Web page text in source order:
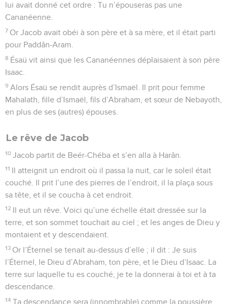
lui avait donné cet ordre : Tu n’épouseras pas une
Cananéenne.
7 Or Jacob avait obéi à son père et à sa mère, et il était parti
pour Paddân-Aram.
8 Ésaü vit ainsi que les Cananéennes déplaisaient à son père
Isaac.
9 Alors Ésaü se rendit auprès d’Ismaël. Il prit pour femme
Mahalath, fille d’Ismaël, fils d’Abraham, et sœur de Nebayoth,
en plus de ses (autres) épouses.
Le rêve de Jacob
10 Jacob partit de Beér-Chéba et s’en alla à Harân.
11 Il atteignit un endroit où il passa la nuit, car le soleil était
couché. Il prit l’une des pierres de l’endroit, il la plaça sous
sa tête, et il se coucha à cet endroit.
12 Il eut un rêve. Voici qu’une échelle était dressée sur la
terre, et son sommet touchait au ciel ; et les anges de Dieu y
montaient et y descendaient.
13 Or l’Éternel se tenait au-dessus d’elle ; il dit : Je suis
l’Éternel, le Dieu d’Abraham, ton père, et le Dieu d’Isaac. La
terre sur laquelle tu es couché, je te la donnerai à toi et à ta
descendance.
14 Ta descendance sera (innombrable) comme la poussière